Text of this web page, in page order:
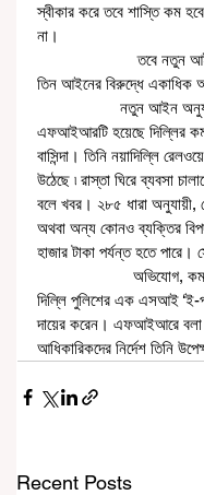
স্বীকার করে তবে শাস্তি কম
না।
                       তবে নতুন আইনে কী কী অপরাধ এবং তার শাস্তি হিসাবে কী বলা হয়েছে, তা নিয়ে ধন্দে আছেন অনেকেই। নতুন
তিন আইনের বিরুদ্ধে একাধিক
এফআইআরটি হয়েছে দিল্লির
বাসিন্দা। তিনি নয়াদিল্লি
উঠেছে ৷ রাস্তা ঘিরে ব্যবসা
বলে খবর। ২৮৫ ধারা অনুযায়ী,
অথবা অন্য কোনও ব্যক্তির
হাজার টাকা পর্যন্ত হতে
দিল্লি পুলিশের এক এসআই ‘ই-
দায়ের করেন। এফআইআরে বলা
আধিকারিকদের নির্দেশ তিনি
Recent Posts